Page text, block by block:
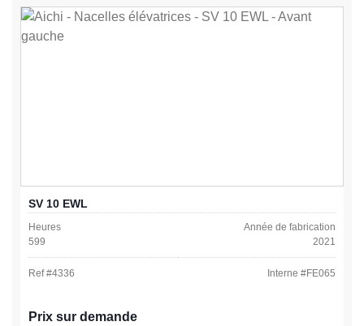
SV 10 EWL
Heures
599
Année de fabrication
2021
Ref #4336 Interne #FE065
Prix sur demande